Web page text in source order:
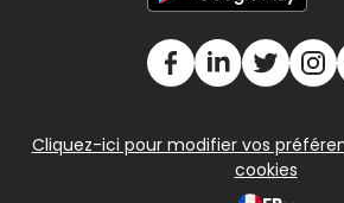
Cliquez-ici pour modifier vos
cookies